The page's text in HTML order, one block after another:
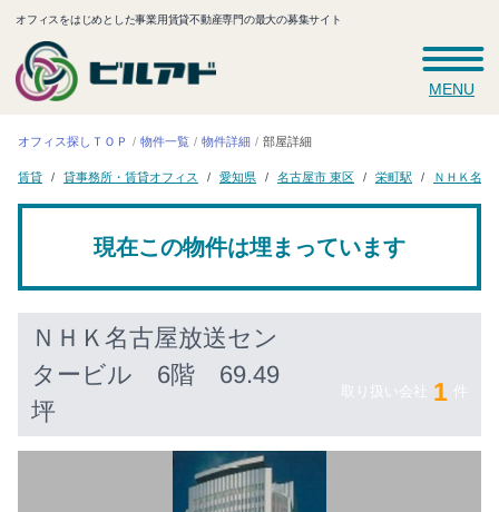
オフィスをはじめとした事業用賃貸不動産専門の最大の募集サイト
MENU
オフィス探しＴＯＰ 物件一覧 物件詳細 部屋詳細
賃貸 貸事務所・賃貸オフィス 愛知県 名古屋市 東区 栄町駅 ＮＨＫ名
現在この物件は埋まっています
ＮＨＫ名古屋放送セン
タービル 6階 69.49
坪
取り扱い会社 1 件